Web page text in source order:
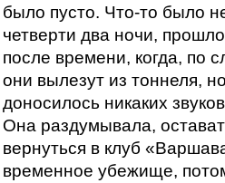
было пусто. Что-то было
четверти два ночи,
после времени, когда, по
они вылезут из тоннеля,
доносилось никаких
Она раздумывала,
вернуться в клуб
временное убежище,